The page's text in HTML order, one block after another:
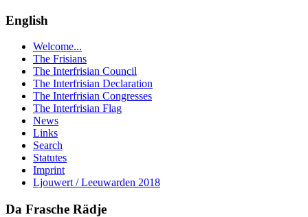
English
Welcome...
The Frisians
The Interfrisian Council
The Interfrisian Declaration
The Interfrisian Congresses
The Interfrisian Flag
News
Links
Search
Statutes
Imprint
Ljouwert / Leeuwarden 2018
Da Frasche Rädje